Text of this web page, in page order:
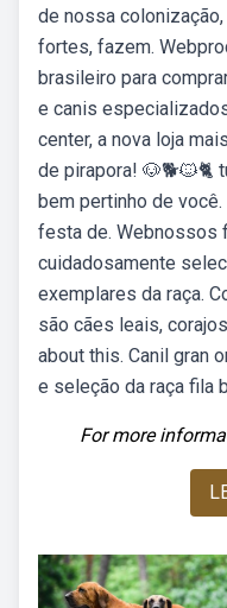
de nossa
fortes, fazem.
brasileiro para
e canis
center, a nova loja
de pirapora! 🐶🐕🐱🐈
bem pertinho de
festa de. Webnossos
cuidadosamente
exemplares da raça.
são cães leais,
about this. Canil gran
e seleção da raça fila
For more